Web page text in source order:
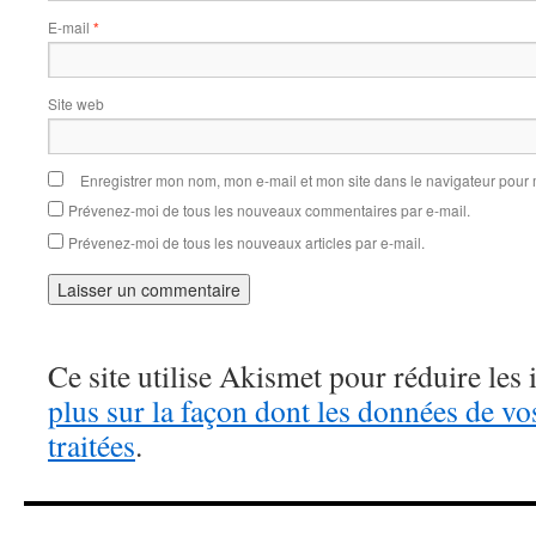
E-mail *
Site web
Enregistrer mon nom, mon e-mail et mon site dans le navigateur
Prévenez-moi de tous les nouveaux commentaires par e-mail.
Prévenez-moi de tous les nouveaux articles par e-mail.
Ce site utilise Akismet pour réduire les
plus sur la façon dont les données de
traitées.